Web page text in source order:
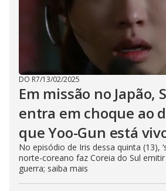
DO R7/13/02/2025
Em missão no Japão,
entra em choque ao
que Yoo-Gun está
No episódio de Iris dessa quinta (13),
norte-coreano faz Coreia do Sul
guerra; saiba mais